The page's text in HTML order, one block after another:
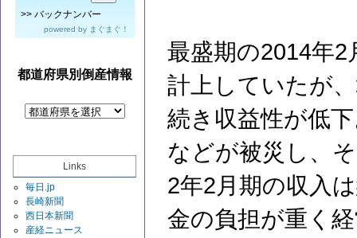
>> バックナンバー
powered by まぐまぐ！
都道府県別倒産情報
Links
毎日.jp
長崎新聞
西日本新聞
産経ニュース
最盛期の2014年2
計上していたが
続き収益性が低
などが被災し、
2年2月期の収入
金の負担が重く